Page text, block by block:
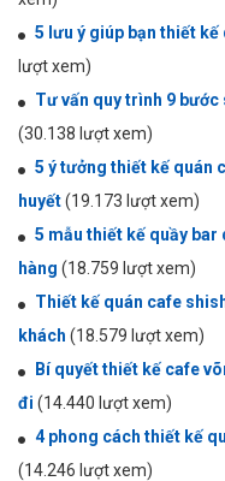
5 lưu ý giúp bạn thiết kế
lượt xem)
Tư vấn quy trình 9
(30.138 lượt xem)
5 ý tưởng thiết kế quán
huyết(19.173 lượt xem)
5 mẫu thiết kế quầy
hàng (18.759 lượt xem)
Thiết kế quán cafe
khách (18.579 lượt xem)
Bí quyết thiết kế cafe
đi (14.440 lượt xem)
4 phong cách thiết kế
(14.246 lượt xem)